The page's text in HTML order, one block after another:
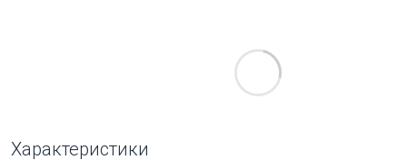
Характеристики